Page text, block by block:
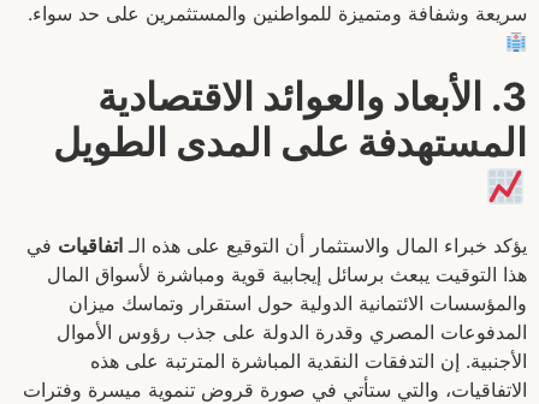
سريعة وشفافة ومتميزة للمواطنين والمستثمرين على حد سواء.
3. الأبعاد والعوائد الاقتصادية
المستهدفة على المدى الطويل
يؤكد خبراء المال والاستثمار أن التوقيع على هذه الـ اتفاقيات في
هذا التوقيت يبعث برسائل إيجابية قوية ومباشرة لأسواق المال
والمؤسسات الائتمانية الدولية حول استقرار وتماسك ميزان
المدفوعات المصري وقدرة الدولة على جذب رؤوس الأموال
الأجنبية. إن التدفقات النقدية المباشرة المترتبة على هذه
الاتفاقيات، والتي ستأتي في صورة قروض تنموية ميسرة وفترات